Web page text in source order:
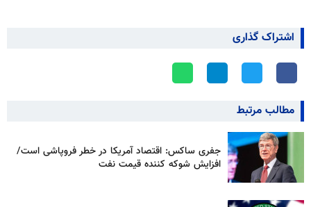
اشتراک گذاری
مطالب مرتبط
جفری ساکس: اقتصاد آمریکا در خطر فروپاشی است/
افزایش شوکه کننده قیمت نفت